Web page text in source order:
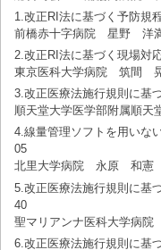
1.改正RI法に基づく予防
前橋赤十字病院 星野 洋
2.改正RI法に基づく現場対
東京医科大学病院 筑間
3.改正医療法施行規則に基
順天堂大学医学部附属順
4.線量管理ソフトを用いな
05
北里大学病院 永原 和憲
5.改正医療法施行規則に基
40
聖マリアンナ医科大学病
6.改正医療法施行規則に基